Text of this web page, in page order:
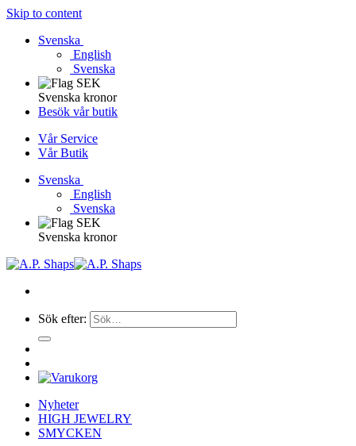
Skip to content
Svenska
English
Svenska
Svenska kronor
Besök vår butik
Vår Service
Vår Butik
Svenska
English
Svenska
Svenska kronor
Sök efter:
Nyheter
HIGH JEWELRY
SMYCKEN